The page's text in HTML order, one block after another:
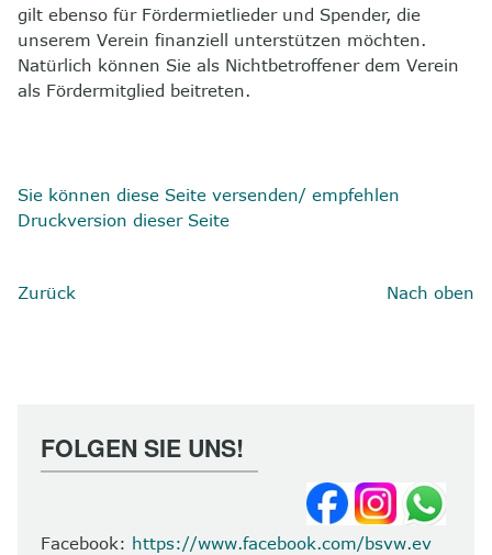
gilt ebenso für Fördermietlieder und Spender, die
unserem Verein finanziell unterstützen möchten.
Natürlich können Sie als Nichtbetroffener dem Verein
als Fördermitglied beitreten.
Sie können diese Seite versenden/ empfehlen
Druckversion dieser Seite
Zurück Nach oben
FOLGEN SIE UNS!
Facebook: https://www.facebook.com/bsvw.ev